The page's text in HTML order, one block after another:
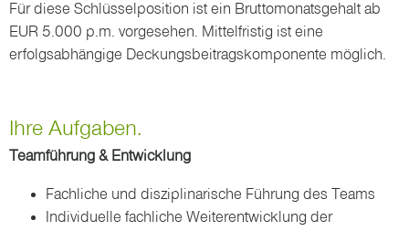
Für diese Schlüsselposition ist ein Bruttomonatsgehalt ab
EUR 5.000 p.m. vorgesehen. Mittelfristig ist eine
erfolgsabhängige Deckungsbeitragskomponente möglich.
Ihre Aufgaben.
Teamführung & Entwicklung
Fachliche und disziplinarische Führung des Teams
Individuelle fachliche Weiterentwicklung der